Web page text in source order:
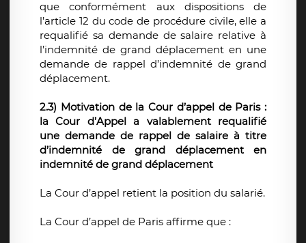
que conformément aux dispositions de
l’article 12 du code de procédure civile, elle a
requalifié sa demande de salaire relative à
l’indemnité de grand déplacement en une
demande de rappel d’indemnité de grand
déplacement.
2.3) Motivation de la Cour d’appel de Paris :
la Cour d’Appel a valablement requalifié
une demande de rappel de salaire à titre
d’indemnité de grand déplacement en
indemnité de grand déplacement
La Cour d’appel retient la position du salarié.
La Cour d’appel de Paris affirme que :